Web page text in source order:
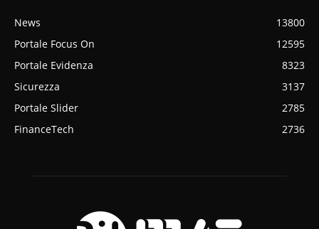
News
13800
Portale Focus On
12595
Portale Evidenza
8323
Sicurezza
3137
Portale Slider
2785
FinanceTech
2736